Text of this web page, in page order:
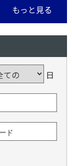
もっと見る
日